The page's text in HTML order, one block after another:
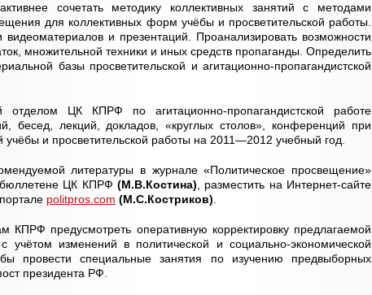
сочетать методику коллективных занятий с методами
для коллективных форм учёбы и просветительской работы.
и презентаций. Проанализировать возможности
множительной техники и иных средств пропаганды. Определить
базы просветительской и агитационно-пропагандистской
отделом ЦК КПРФ по агитационно-пропагандистской работе
бесед, лекций, докладов, «круглых столов», конференций при
учёбы и просветительской работы на 2011—2012 учебный год.
литературы в журнале «Политическое просвещение»
ЦК КПРФ (М.В.Костина) , разместить на Интернет-сайте
politpros.com (М.С.Костриков)
КПРФ предусмотреть оперативную корректировку предлагаемой
учётом изменений в политической и социально-экономической
провести специальные занятия по изучению предвыборных
президента РФ.